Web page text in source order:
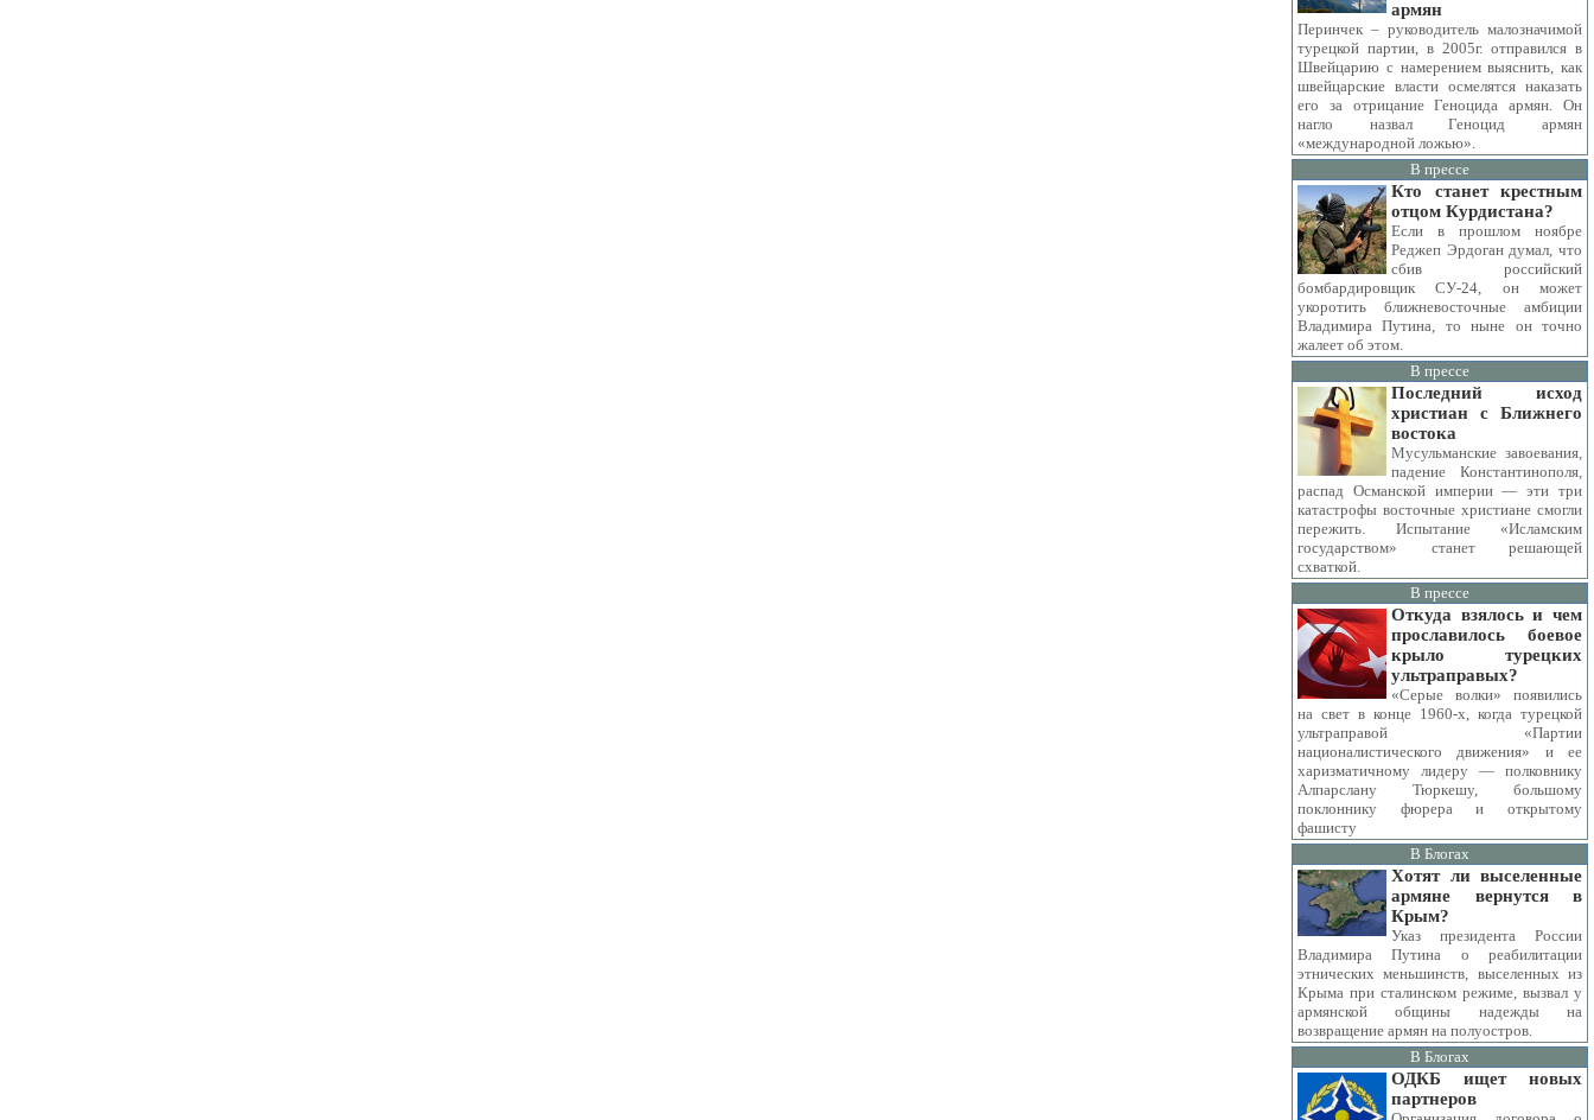
армян
Перинчек – руководитель малозначимой
турецкой партии, в 2005г. отправился в
Швейцарию с намерением выяснить, как
швейцарские власти осмелятся наказать
его за отрицание Геноцида армян. Он
нагло назвал Геноцид армян
«международной ложью».
В прессе
Кто станет крестным
отцом Курдистана?
Если в прошлом ноябре
Реджеп Эрдоган думал, что
сбив российский
бомбардировщик СУ-24, он может
укоротить ближневосточные амбиции
Владимира Путина, то ныне он точно
жалеет об этом.
В прессе
Последний исход
христиан с Ближнего
востока
Мусульманские завоевания,
падение Константинополя,
распад Османской империи — эти три
катастрофы восточные христиане смогли
пережить. Испытание «Исламским
государством» станет решающей
схваткой.
В прессе
Откуда взялось и чем
прославилось боевое
крыло турецких
ультраправых?
«Серые волки» появились
на свет в конце 1960-х, когда турецкой
ультраправой «Партии
националистического движения» и ее
харизматичному лидеру — полковнику
Алпарслану Тюркешу, большому
поклоннику фюрера и открытому
фашисту
В Блогах
Хотят ли выселенные
армяне вернутся в
Крым?
Указ президента России
Владимира Путина о реабилитации
этнических меньшинств, выселенных из
Крыма при сталинском режиме, вызвал у
армянской общины надежды на
возвращение армян на полуостров.
В Блогах
ОДКБ ищет новых
партнеров